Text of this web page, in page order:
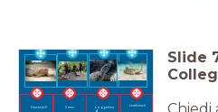
Hawksbill Green
Loggerhea
d
Leatherack
Slide